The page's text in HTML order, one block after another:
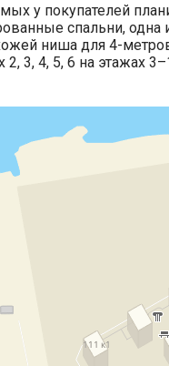
у покупателей
спальни,
ниша для 4-
3, 4, 5, 6 на этажах